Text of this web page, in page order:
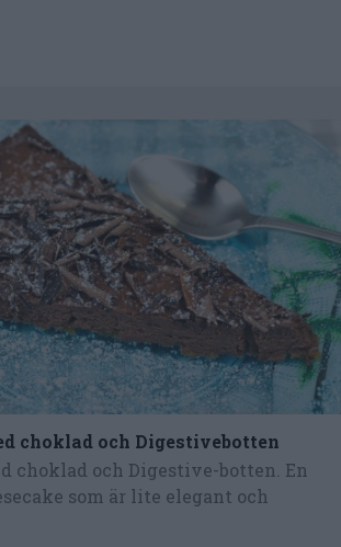
choklad och Digestivebotten
choklad och Digestive-botten. En
som är lite elegant och